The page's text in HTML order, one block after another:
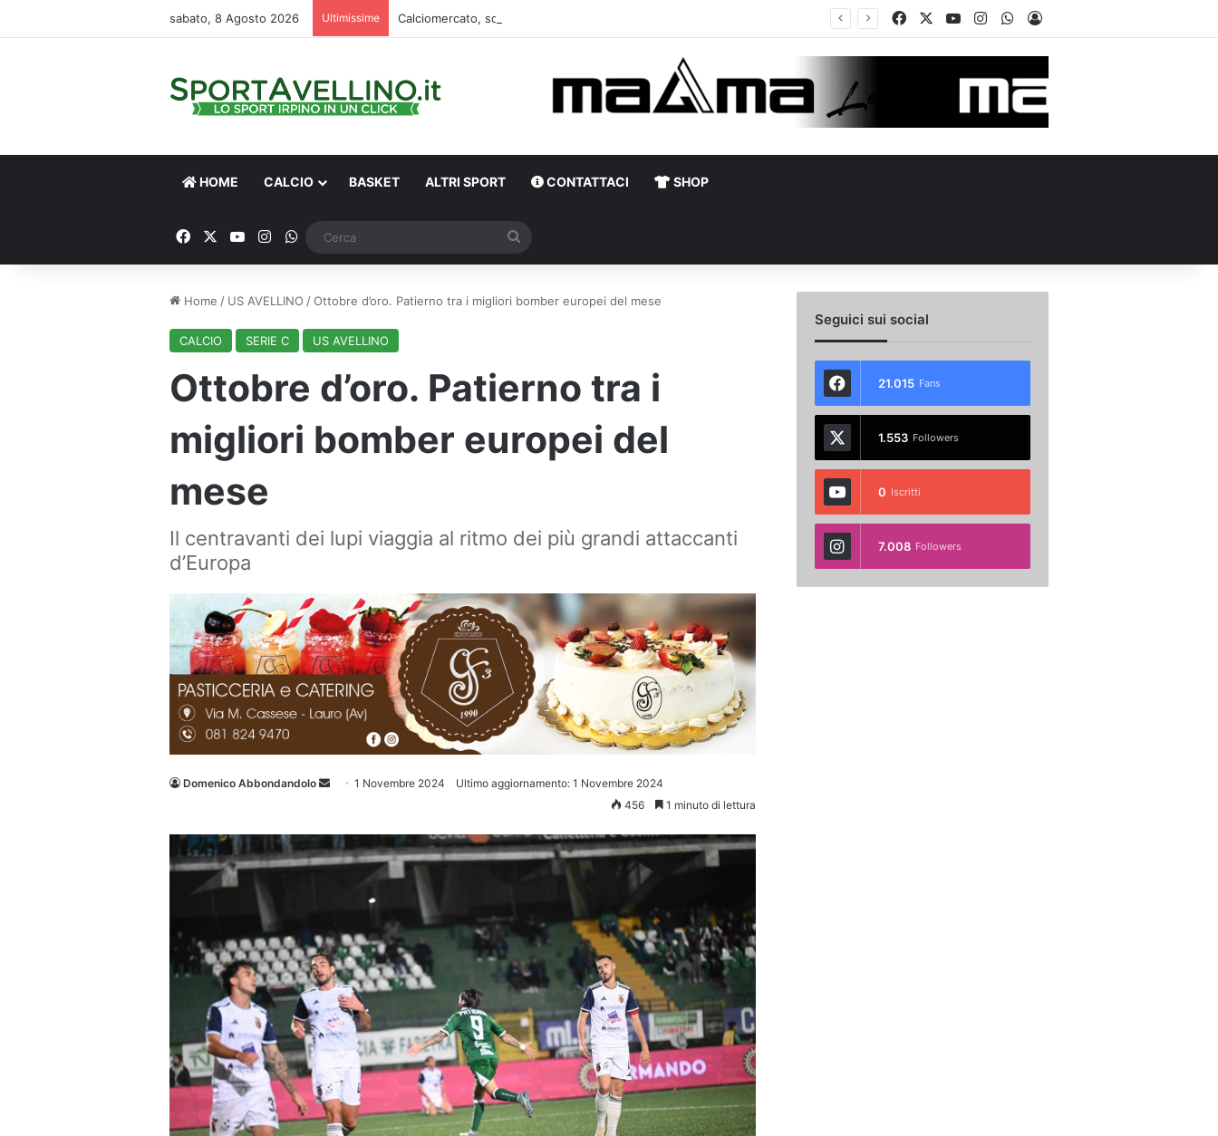
sabato, 8 Agosto 2026 Ultimissime Calciomercato, sorpresa Verona: vicino un ex centrocampista dell’Avellino FacebookYou TubeInstagramWhatsApp
Accedi
HOME CALCIO BASKET ALTRI SPORT CONTATTACI SHOP
FacebookYou TubeInstagram
WhatsApp
Home / US AVELLINO /Ottobre d’oro. Patierno tra i migliori bomber europei del mese
CALCIO SERIE C US AVELLINO
Ottobre d’oro. Patierno tra i
migliori bomber europei del
mese
Il centravanti dei lupi viaggia al ritmo dei più grandi attaccanti
d’Europa
Domenico Abbondandolo
Invia 1 Novembre 2024
Ultimo aggiornamento: 1 Novembre 2024
456
1 minuto di lettura
Seguici sui social
21.015 Fans
1.553 Followers
0 Iscritti
7.008 Followers